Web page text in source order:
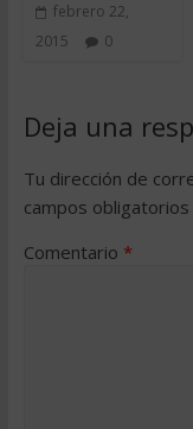
febrero 22,
2015
0
Deja una
Tu dirección de
campos
Comentario *